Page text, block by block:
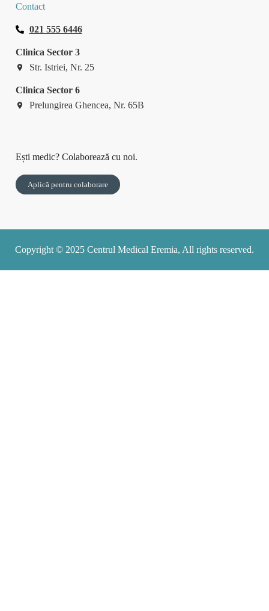
Contact
021 555 6446
Clinica Sector 3
Str. Istriei, Nr. 25
Clinica Sector 6
Prelungirea Ghencea, Nr. 65B
Ești medic? Colaborează cu noi.
Aplică pentru colaborare
Copyright © 2025 Centrul Medical Eremia, All rights reserved.